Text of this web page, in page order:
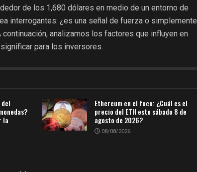
de los 1,680 dólares en medio de un entorno de
interrogantes: ¿es una señal de fuerza o simplemente
analizamos los factores que influyen en
para los inversores.
la
Ethereum en el foco: ¿Cuál es el
precio del ETH este sábado 8 de
agosto de 2026?
08/08/2026